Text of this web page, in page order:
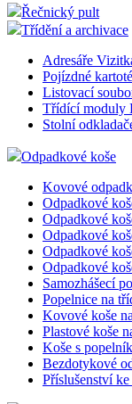
Řečnický pult
Třídění a archivace
Adresáře
Pojízdné
Listovací
Třídící moduly
Stolní
Odpadkové koše
Kovové
Odpadkové
Odpadkové
Odpadkové
Odpadkové
Odpadkové
Samozhášecí
Popelnice na
Kovové koše
Plastové koše
Koše s
Bezdotykové
Příslušenství